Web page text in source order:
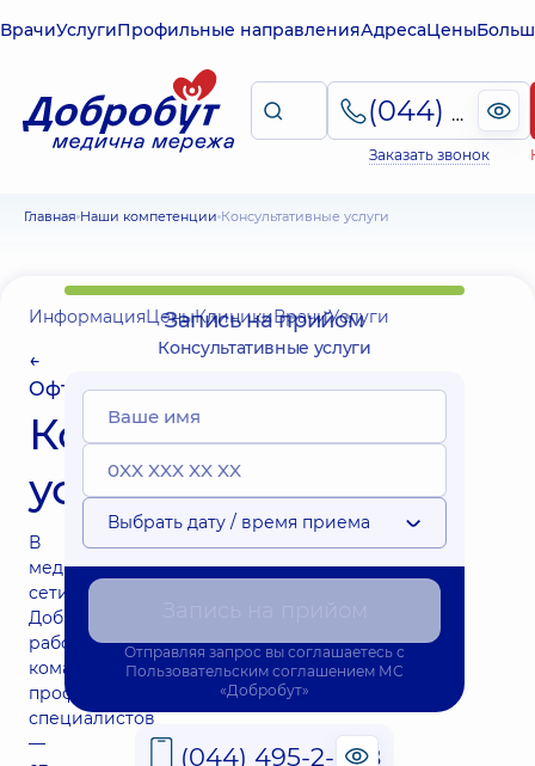
ВрачиУслугиПрофильные направленияАдресаЦены
(044) 495-2-888
Заказать звонок
Главная Наши компетенции Консультативные услуги
ИнформацияЦеныКлиникиВрачиУслуги
←
Офтальмология
Консультативные
услуги
В
медицинской
сети
Добробут
работает
команда
профильных
специалистов
—
Запись на прийом
Консультативные услуги
Выбрать дату / время приема
Отправляя запрос вы соглашаетесь с
Пользовательским соглашением МС
«Добробут»
(044) 495-2-888